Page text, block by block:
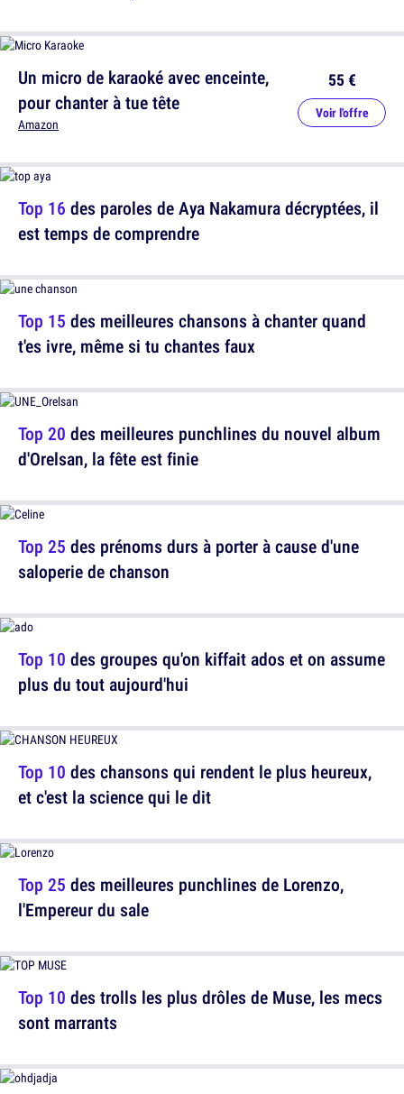
Top 16 des paroles de Aya Nakamura décryptées, il
est temps de comprendre
Top 20 des meilleures punchlines du nouvel album
d'Orelsan, la fête est finie
Top 10 des groupes qu'on kiffait ados et on assume
plus du tout aujourd'hui
Top 25 des meilleures punchlines de Lorenzo,
l'Empereur du sale
Un micro de karaoké avec enceinte,
pour chanter à tue tête
Amazon
55 €
Voir l'offre
Top 15 des meilleures chansons à chanter quand
t'es ivre, même si tu chantes faux
Top 25 des prénoms durs à porter à cause d'une
saloperie de chanson
Top 10 des chansons qui rendent le plus heureux,
et c'est la science qui le dit
Top 10 des trolls les plus drôles de Muse, les mecs
sont marrants